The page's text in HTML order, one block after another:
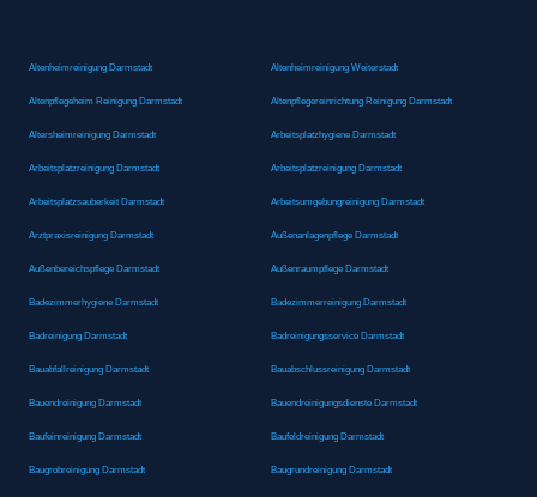
Altenheimreinigung Darmstadt Altenheimreinigung Weiterstadt
Altenpflegeheim Reinigung Darmstadt Altenpflegereinrichtung Reinigung Darmstadt
Altersheimreinigung Darmstadt Arbeitsplatzhygiene Darmstadt
Arbeitsplatzreinigung Darmstadt Arbeitsplatzreinigung Darmstadt
Arbeitsplatzsauberkeit Darmstadt Arbeitsumgebungreinigung Darmstadt
Arztpraxisreinigung Darmstadt Außenanlagenpflege Darmstadt
Außenbereichspflege Darmstadt Außenraumpflege Darmstadt
Badezimmerhygiene Darmstadt Badezimmerreinigung Darmstadt
Badreinigung Darmstadt Badreinigungsservice Darmstadt
Bauabfallreinigung Darmstadt Bauabschlussreinigung Darmstadt
Bauendreinigung Darmstadt Bauendreinigungsdienste Darmstadt
Baufeinreinigung Darmstadt Baufeldreinigung Darmstadt
Baugrobreinigung Darmstadt Baugrundreinigung Darmstadt